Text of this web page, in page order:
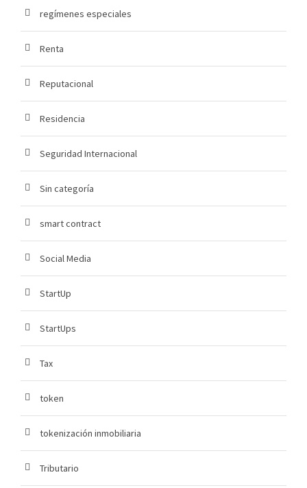
regímenes especiales
Renta
Reputacional
Residencia
Seguridad Internacional
Sin categoría
smart contract
Social Media
StartUp
StartUps
Tax
token
tokenización inmobiliaria
Tributario